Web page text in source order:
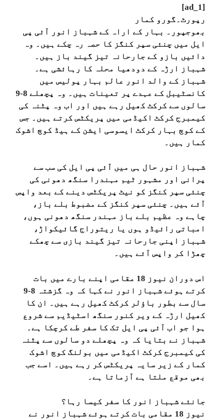
[ad_1]
رپورٹ۔گورو کمار
بھوجپور۔ بہار کے اراہ کے شہباز انور آئی پی
ایل میں چنئی سپر کنگز کا حصہ رہ چکے ہیں۔ وہ
دائیں بازو کے جارحانہ تیز گیند باز ہیں۔
شہباز ارڑہ کے دودھیا محلہ کا رہائشی ہے۔
شہباز کے والد انور عالم بہار پولیس میں
کانسٹیبل کے عہدے پر تعینات ہیں۔ وہ پچھلے 8-9
سالوں سے کرکٹ کھیل رہے ہیں اور اب وہ پٹنہ کی
کیمبرج کرکٹ اکیڈمی میں پریکٹس کرتے ہیں۔ جس
کے کوچ بہار کرکٹ ایسوسی ایشن کے ہیڈ کوچ اشوک
کمار ہیں۔
شہباز انور حال ہی میں آئی پی ایل کی سب سے
پرانی اور مشہور ٹیم مہندرا سنگھ دھونی کی
چنئی سپر کنگز کو نیٹ پریکٹس دینے کے بعد واپس
آئے ہیں۔ چنئی سپر کنگز کے مضبوط بلے باز،
چاہے وہ عظیم بلے باز مہندر سنگھ دھونی ہوں،
امباتی رائیڈو ہوں یا ریتوراج گائیکواڑ،
شہباز اپنی جارحانہ تیز گیند بازی سے چھکے
چھڑا کر واپس آئے ہیں۔
اس دوران نیوز 18 مقامی
اپنے بارے میں بات
کرتے ہوئے شہباز انور نے کہا کہ وہ گزشتہ 8-9
سال سے بطور باؤلر کرکٹ کھیل رہے ہیں۔ ان کا
کھیل ارڑہ کے ویر کنور سنگھ اسٹیڈیم سے شروع
ہوا جو اب آئی پی ایل تک کا سفر طے کرچکا ہے۔
شہباز نے بتایا کہ وہ پچھلے دو سالوں سے پٹنہ
کی کیمبرج کرکٹ اکیڈمی میں بولنگ کوچ اشوک
کمار کے زیر سایہ پریکٹس کر رہے ہیں۔ اسے جب
بھی موقع ملتا ہے آزماتا ہے۔
جانئے شہباز انور کا سفر کیسا رہا؟
نیوز 18 مقامی
بات کرتے ہوئے شہباز انور نے